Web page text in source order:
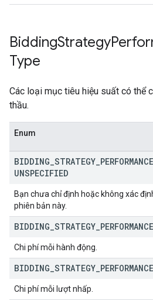
BiddingStrategy
Type
Các loại mục tiêu hiệu suất có thể
thầu.
Enum
BIDDING STRATEGY PERFORMANCE
UNSPECIFIED
Bạn chưa chỉ định hoặc không xác
phiên bản này.
BIDDING STRATEGY PERFORMANCE
Chi phí mỗi hành động.
BIDDING STRATEGY PERFORMANCE
Chi phí mỗi lượt nhấp.